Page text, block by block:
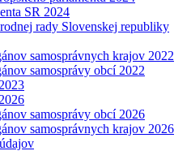
SR 2024
rady Slovenskej republiky
samosprávnych krajov 2022
samosprávy obcí 2022
samosprávy obcí 2026
samosprávnych krajov 2026